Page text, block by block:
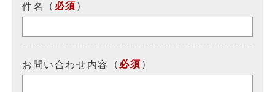
件名 （ 必須 ）
お問い合わせ内容 （ 必須 ）